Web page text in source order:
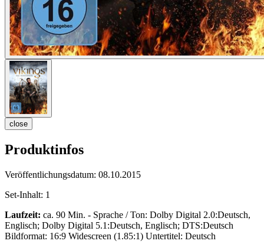
close
Produktinfos
Veröffentlichungsdatum: 08.10.2015
Set-Inhalt: 1
Laufzeit: ca. 90 Min. - Sprache / Ton: Dolby Digital 2.0:Deutsch,
Englisch; Dolby Digital 5.1:Deutsch, Englisch; DTS:Deutsch
Bildformat: 16:9 Widescreen (1.85:1) Untertitel: Deutsch